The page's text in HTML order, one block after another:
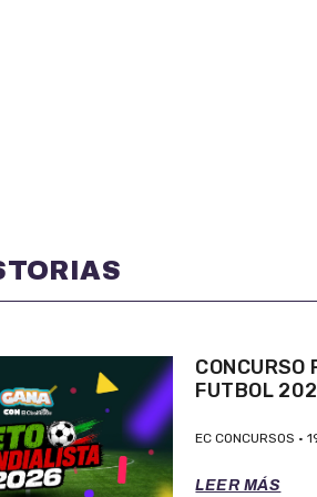
CONCURSO
FUTBOL
EC CONCURSOS
LEER MÁS